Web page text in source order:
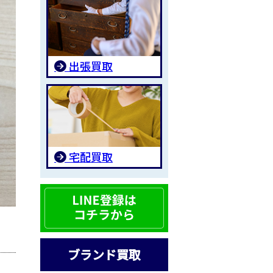
出張買取
宅配買取
ブランド買取